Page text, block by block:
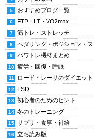
おすすめブログ一覧
FTP・LT・VO2max
筋トレ・ストレッチ
ペダリング・ポジション・
パワトレ機材まとめ
疲労・回復・睡眠
ロード・レーサのダイエット
LSD
初心者のためのヒント
冬のトレーニング
サプリ・食事・補給
立ち読み版